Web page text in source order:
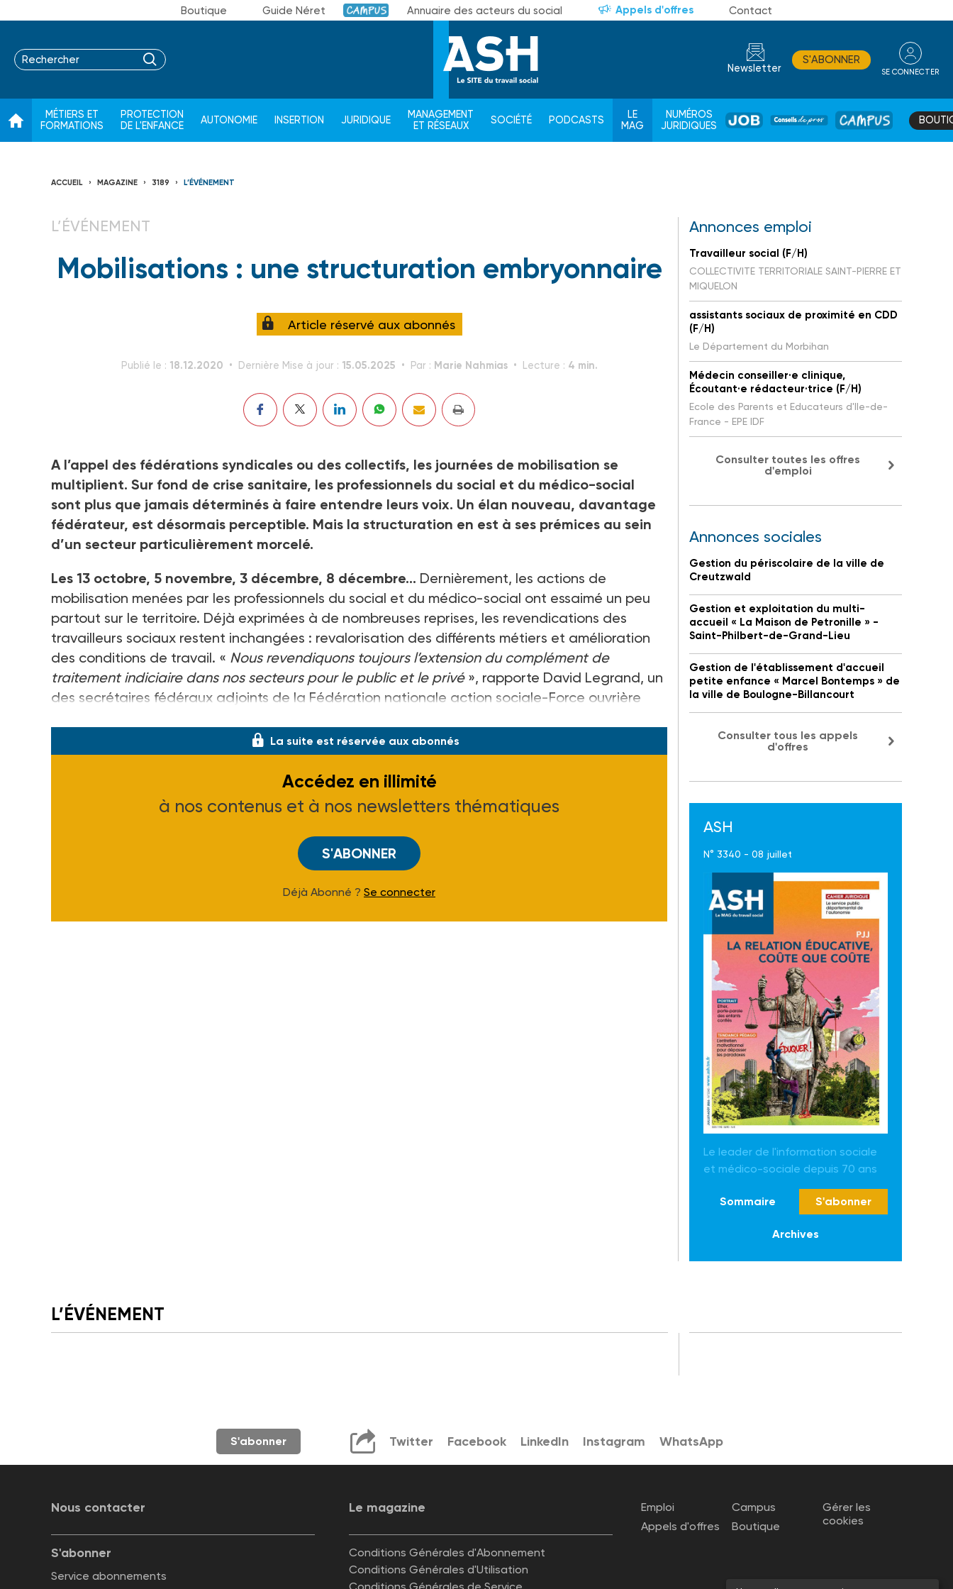
Boutique Guide Néret Campus Annuaire des acteurs du social Appels d'offres Contact
Newsletter
S'ABONNER
SE CONNECTER
MÉTIERS ET
FORMATIONS
PROTECTION
DE L'ENFANCE
AUTONOMIE INSERTION JURIDIQUE
MANAGEMENT
ET RÉSEAUX
SOCIÉTÉ PODCASTS
LE
MAG
NUMÉROS
JURIDIQUES
JOB
DE
CAMPUS
ACCUEIL MAGAZINE 3189 L’ÉVÉNEMENT
L’ÉVÉNEMENT
Mobilisations : une structuration embryonnaire
Article réservé aux abonnés
Publié le : 18.12.2020 Dernière Mise à jour : 15.05.2025 Par : Marie Nahmias Lecture : 4 min.
A l’appel des fédérations syndicales ou des collectifs, les journées de mobilisation se
multiplient. Sur fond de crise sanitaire, les professionnels du social et du médico-social
sont plus que jamais déterminés à faire entendre leurs voix. Un élan nouveau, davantage
fédérateur, est désormais perceptible. Mais la structuration en est à ses prémices au sein
d’un secteur particulièrement morcelé.
Les 13 octobre, 5 novembre, 3 décembre, 8 décembre… Dernièrement, les actions de
mobilisation menées par les professionnels du social et du médico-social ont essaimé un peu
partout sur le territoire. Déjà exprimées à de nombreuses reprises, les revendications des
travailleurs sociaux restent inchangées : revalorisation des différents métiers et amélioration
des conditions de travail. « Nous revendiquons toujours l’extension du complément de
traitement indiciaire dans nos secteurs pour le public et le privé», rapporte David Legrand, un
des secrétaires fédéraux adjoints de la Fédération nationale action sociale-Force ouvrière
La suite est réservée aux abonnés
Accédez en illimité
à nos contenus et à nos newsletters thématiques
S'ABONNER
Déjà Abonné ? Se connecter
Annonces emploi
Travailleur social (F/H)
COLLECTIVITE TERRITORIALE SAINT-PIERRE ET
MIQUELON
assistants sociaux de proximité en CDD
(F/H)
Le Département du Morbihan
Médecin conseiller·e clinique,
Écoutant·e rédacteur·trice (F/H)
Ecole des Parents et Educateurs d'Ile-de-
France - EPE IDF
Consulter toutes les offres
d'emploi
Annonces sociales
Gestion du périscolaire de la ville de
Creutzwald
Gestion et exploitation du multi-
accueil « La Maison de Petronille » -
Saint-Philbert-de-Grand-Lieu
Gestion de l'établissement d'accueil
petite enfance « Marcel Bontemps » de
la ville de Boulogne-Billancourt
Consulter tous les appels
d'offres
ASH
N° 3340 - 08 juillet
Le leader de l'information sociale
et médico-sociale depuis 70 ans
Sommaire S'abonner
Archives
L’ÉVÉNEMENT
S'abonner Twitter Facebook LinkedIn Instagram WhatsApp
Nous contacter Le magazine
S'abonner
Service abonnements
Conditions Générales d'Abonnement
Conditions Générales d'Utilisation
Emploi
Appels d'offres
Campus
Boutique
Gérer les
cookies